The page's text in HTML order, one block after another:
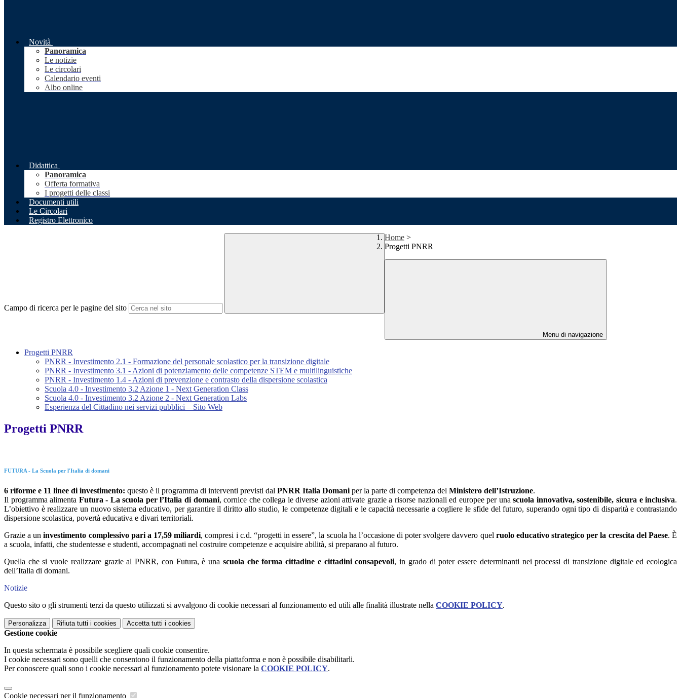
Novità
Panoramica
Le notizie
Le circolari
Calendario eventi
Albo online
Didattica
Panoramica
Offerta formativa
I progetti delle classi
Documenti utili
Le Circolari
Registro Elettronico
Campo di ricerca per le pagine del sito
Home >
Progetti PNRR
Menu di navigazione
Progetti PNRR
PNRR - Investimento 2.1 - Formazione del personale scolastico per la transizione digitale
PNRR - Investimento 3.1 - Azioni di potenziamento delle competenze STEM e multilinguistiche
PNRR - Investimento 1.4 - Azioni di prevenzione e contrasto della dispersione scolastica
Scuola 4.0 - Investimento 3.2 Azione 1 - Next Generation Class
Scuola 4.0 - Investimento 3.2 Azione 2 - Next Generation Labs
Esperienza del Cittadino nei servizi pubblici – Sito Web
Progetti PNRR
FUTURA - La Scuola per l'Italia di domani
6 riforme e 11 linee di investimento: questo è il programma di interventi previsti dal PNRR Italia Domani per la parte di competenza del Ministero dell’Istruzione.
Il programma alimenta Futura - La scuola per l’Italia di domani, cornice che collega le diverse azioni attivate grazie a risorse nazionali ed europee per una scuola innovativa, sostenibile, sicura e inclusiva.
L’obiettivo è realizzare un nuovo sistema educativo, per garantire il diritto allo studio, le competenze digitali e le capacità necessarie a cogliere le sfide del futuro, superando ogni tipo di disparità e contrastando
dispersione scolastica, povertà educativa e divari territoriali.
Grazie a un investimento complessivo pari a 17,59 miliardi, compresi i c.d. “progetti in essere”, la scuola ha l’occasione di poter svolgere davvero quel ruolo educativo strategico per la crescita del Paese. È
a scuola, infatti, che studentesse e studenti, accompagnati nel costruire competenze e acquisire abilità, si preparano al futuro.
Quella che si vuole realizzare grazie al PNRR, con Futura, è una scuola che forma cittadine e cittadini consapevoli, in grado di poter essere determinanti nei processi di transizione digitale ed ecologica
dell’Italia di domani.
Notizie
Questo sito o gli strumenti terzi da questo utilizzati si avvalgono di cookie necessari al funzionamento ed utili alle finalità illustrate nella COOKIE POLICY.
Personalizza Rifiuta tutti i cookies Accetta tutti i cookies
Gestione cookie
In questa schermata è possibile scegliere quali cookie consentire.
I cookie necessari sono quelli che consentono il funzionamento della piattaforma e non è possibile disabilitarli.
Per conoscere quali sono i cookie necessari al funzionamento potete visionare la COOKIE POLICY.
Cookie necessari per il funzionamento